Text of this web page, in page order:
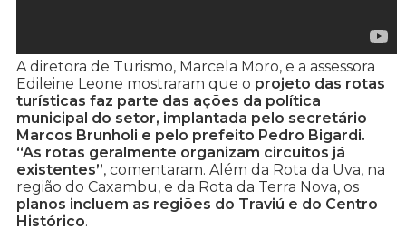
A diretora de Turismo, Marcela Moro, e a assessora
Edileine Leone mostraram que o projeto das rotas
turísticas faz parte das ações da política
municipal do setor, implantada pelo secretário
Marcos Brunholi e pelo prefeito Pedro Bigardi.
“As rotas geralmente organizam circuitos já
existentes”, comentaram. Além da Rota da Uva, na
região do Caxambu, e da Rota da Terra Nova, os
planos incluem as regiões do Traviú e do Centro
Histórico.